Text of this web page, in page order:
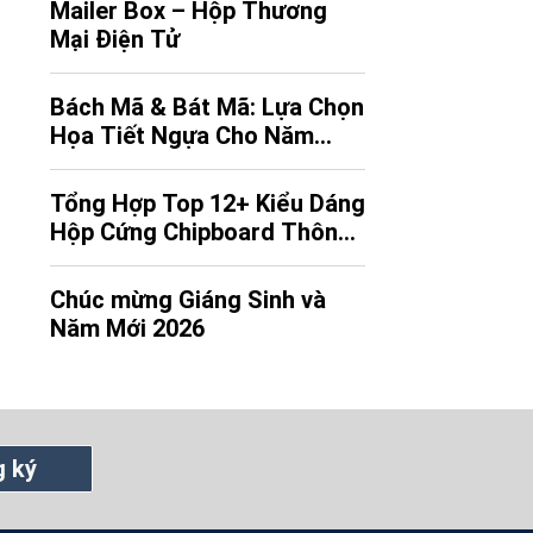
Quý vị, Anh/Chị cùng gia đình những
lời chúc tốt đẹp nhất, đồng thời gửi
lời cảm ơn chân thành vì sự tin tưởng,
đồng […]
Mailer Box – Hộp Thương
Mại Điện Tử
Bách Mã & Bát Mã: Lựa Chọn
Họa Tiết Ngựa Cho Năm
Bính Ngọ
Tổng Hợp Top 12+ Kiểu Dáng
Hộp Cứng Chipboard Thông
Dụng (Việt/ Anh)
Chúc mừng Giáng Sinh và
Năm Mới 2026
ký